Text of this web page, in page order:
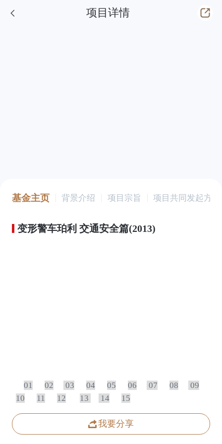
项目详情
基金主页 背景介绍 项目宗旨 项目共同发起方
变形警车珀利 交通安全篇(2013)
01 02 03 04 05 06 07 08
09
10
11 12 13 14
15
16
21
24
25
我要分享